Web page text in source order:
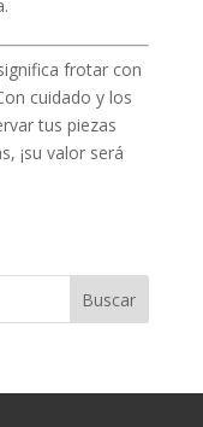
frotar con
cuidado y los
tus piezas
¡su valor será
Buscar